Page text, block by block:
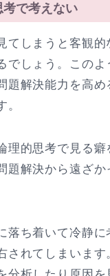
で考えない
てしまうと客観的
でしょう。このよ
題解決能力を高め
。
理的思考で見る癖
題解決から遠ざか
落ち着いて冷静
されてしまいま